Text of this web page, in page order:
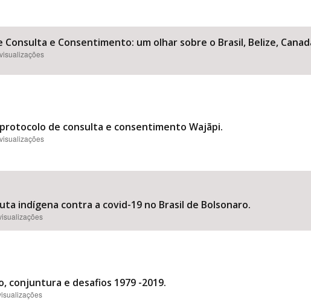
e Consentimento: um olhar sobre o Brasil, Belize,
de consulta e consentimento Wajãpi.
indígena contra a covid-19 no Brasil de Bolsonaro.
conjuntura e desafios 1979 -2019.